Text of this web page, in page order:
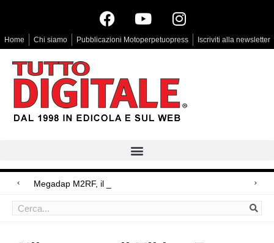
Home Chi siamo Pubblicazioni Motoperpetuopress Iscriviti alla newsletter
Megadap M2RF, il primo adattatore aut
Arri Rental, evoluzioni in arrivo